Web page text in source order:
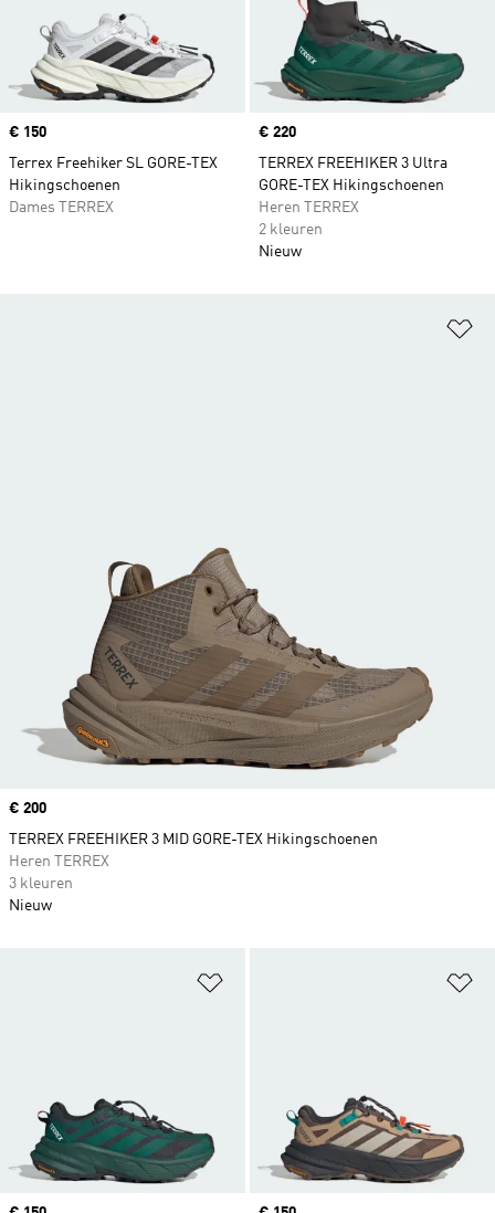
Price
€ 150
Terrex Freehiker SL GORE-TEX
Hikingschoenen
Dames TERREX
Price
€ 220
TERREX FREEHIKER 3 Ultra
GORE-TEX Hikingschoenen
Heren TERREX
2 kleuren
Nieuw
Price
€ 200
TERREX FREEHIKER 3 MID GORE-TEX Hikingschoenen
Heren TERREX
3 kleuren
Nieuw